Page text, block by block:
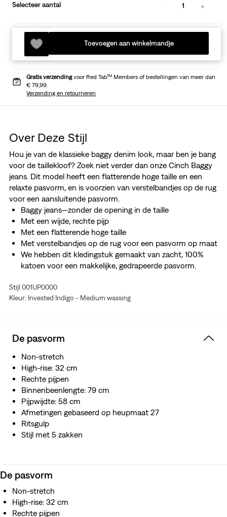
Selecteer aantal 1
Toevoegen aan winkelmandje
Gratis verzendingvoor Red Tab™ Members of bestellingen van meer dan
€ 79,99.
Verzending en retourneren
Over Deze Stijl
Hou je van de klassieke baggy denim look, maar ben je bang
voor de taillekloof? Zoek niet verder dan onze Cinch Baggy
jeans. Dit model heeft een flatterende hoge taille en een
relaxte pasvorm, en is voorzien van verstelbandjes op de rug
voor een aansluitende pasvorm.
Baggy jeans—zonder de opening in de taille
Met een wijde, rechte pijp
Met een flatterende hoge taille
Met verstelbandjes op de rug voor een pasvorm op maat
We hebben dit kledingstuk gemaakt van zacht, 100%
katoen voor een makkelijke, gedrapeerde pasvorm.
Stijl 001UP0000
Kleur: Invested Indigo - Medium wassing
De pasvorm
Non-stretch
High-rise: 32 cm
Rechte pijpen
Binnenbeenlengte: 79 cm
Pijpwijdte: 58 cm
Afmetingen gebaseerd op heupmaat 27
Ritsgulp
Stijl met 5 zakken
De pasvorm
Non-stretch
High-rise: 32 cm
Rechte pijpen